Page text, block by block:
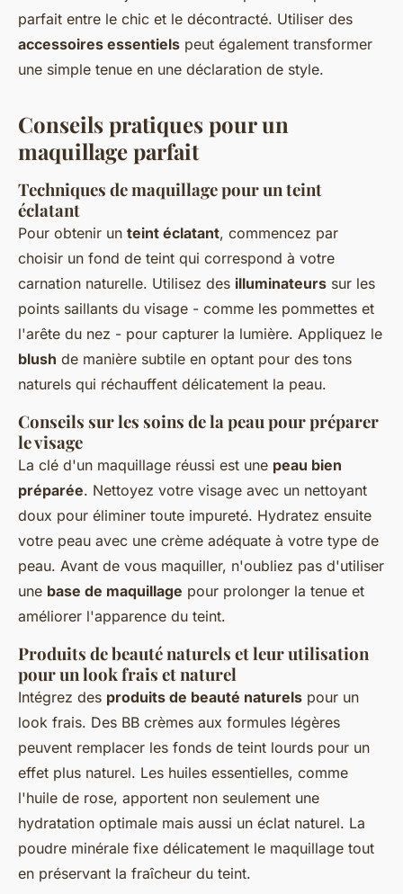
parfait entre le chic et le décontracté. Utiliser des
accessoires essentiels peut également transformer
une simple tenue en une déclaration de style.
Conseils pratiques pour un
maquillage parfait
Techniques de maquillage pour un teint
éclatant
Pour obtenir un teint éclatant, commencez par
choisir un fond de teint qui correspond à votre
carnation naturelle. Utilisez des illuminateurs sur les
points saillants du visage - comme les pommettes et
l'arête du nez - pour capturer la lumière. Appliquez le
blush de manière subtile en optant pour des tons
naturels qui réchauffent délicatement la peau.
Conseils sur les soins de la peau pour préparer
le visage
La clé d'un maquillage réussi est une peau bien
préparée. Nettoyez votre visage avec un nettoyant
doux pour éliminer toute impureté. Hydratez ensuite
votre peau avec une crème adéquate à votre type de
peau. Avant de vous maquiller, n'oubliez pas d'utiliser
une base de maquillage pour prolonger la tenue et
améliorer l'apparence du teint.
Produits de beauté naturels et leur utilisation
pour un look frais et naturel
Intégrez des produits de beauté naturels pour un
look frais. Des BB crèmes aux formules légères
peuvent remplacer les fonds de teint lourds pour un
effet plus naturel. Les huiles essentielles, comme
l'huile de rose, apportent non seulement une
hydratation optimale mais aussi un éclat naturel. La
poudre minérale fixe délicatement le maquillage tout
en préservant la fraîcheur du teint.